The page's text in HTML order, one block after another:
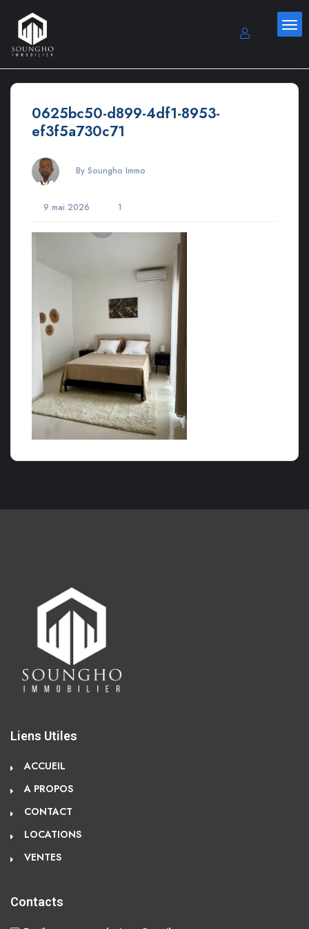
0625bc50-d899-4df1-8953-
ef3f5a730c71
By Soungho Immo
9 mai 2026 1
Liens Utiles
ACCUEIL
A PROPOS
CONTACT
LOCATIONS
VENTES
Contacts